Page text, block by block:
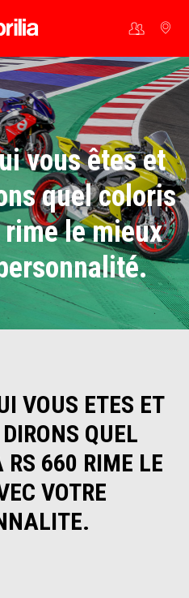
au contenu principal
vous êtes et
quel coloris
rime le mieux
VOUS ETES ET
QUEL
RS 660 RIME LE
VOTRE